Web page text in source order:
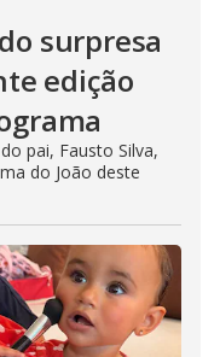
surpresa
edição
pai, Fausto Silva,
do João deste